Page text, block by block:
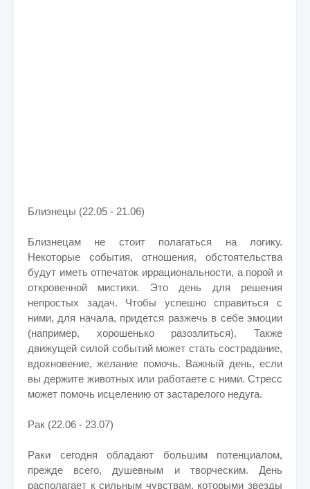
Близнецы (22.05 - 21.06)
Близнецам не стоит полагаться на логику.
Некоторые события, отношения, обстоятельства
будут иметь отпечаток иррациональности, а порой и
откровенной мистики. Это день для решения
непростых задач. Чтобы успешно справиться с
ними, для начала, придется разжечь в себе эмоции
(например, хорошенько разозлиться). Также
движущей силой событий может стать сострадание,
вдохновение, желание помочь. Важный день, если
вы держите животных или работаете с ними. Стресс
может помочь исцелению от застарелого недуга.
Рак (22.06 - 23.07)
Раки сегодня обладают большим потенциалом,
прежде всего, душевным и творческим. День
располагает к сильным чувствам, которыми звезды